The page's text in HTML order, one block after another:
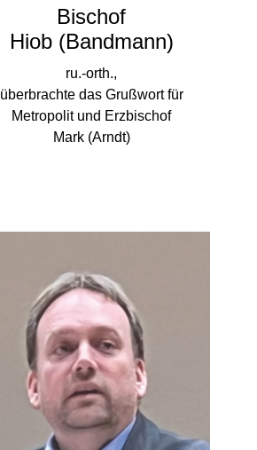
Bischof
Hiob (Bandmann)
ru.-orth.,
überbrachte das Grußwort für
Metropolit und Erzbischof
Mark (Arndt)